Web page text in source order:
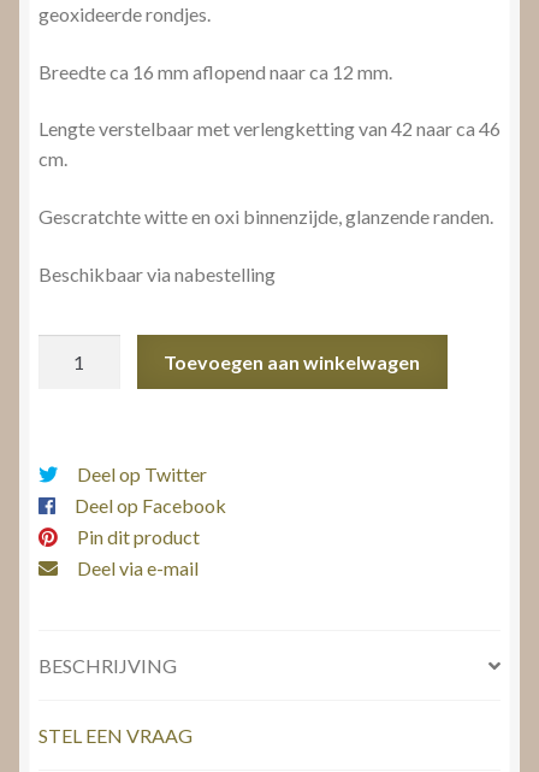
geoxideerde rondjes.
Breedte ca 16 mm aflopend naar ca 12 mm.
Lengte verstelbaar met verlengketting van 42 naar ca 46
cm.
Gescratchte witte en oxi binnenzijde, glanzende randen.
Beschikbaar via nabestelling
Toevoegen aan winkelwagen
Deel op Twitter
Deel op Facebook
Pin dit product
Deel via e-mail
BESCHRIJVING
STEL EEN VRAAG